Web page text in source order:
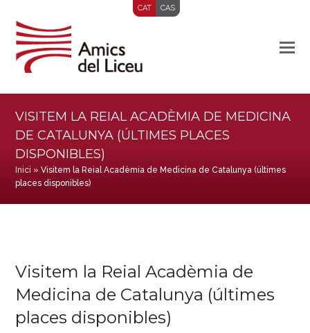
CAT CAS
VISITEM LA REIAL ACADÈMIA DE MEDICINA
DE CATALUNYA (ÚLTIMES PLACES
DISPONIBLES)
Inici »Visitem la Reial Acadèmia de Medicina de Catalunya (últimes
places disponibles)
Visitem la Reial Acadèmia de
Medicina de Catalunya (últimes
places disponibles)